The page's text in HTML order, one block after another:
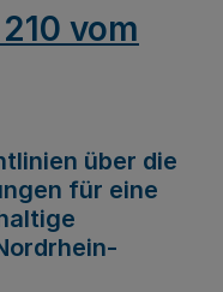
vom
über die
für eine